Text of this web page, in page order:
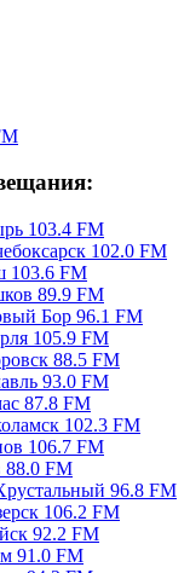
103.4 FM
102.0 FM
103.6 FM
89.9 FM
Бор 96.1 FM
105.9 FM
88.5 FM
93.0 FM
87.8 FM
102.3 FM
106.7 FM
88.0 FM
96.8 FM
106.2 FM
92.2 FM
91.0 FM